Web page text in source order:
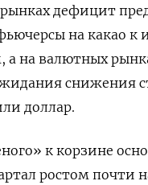
дефицит
на какао к
на валютных
снижения
доллар.
к корзине
ростом почти